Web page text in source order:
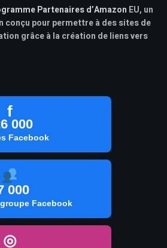
Partenaires d’Amazon EU, un
conçu pour permettre à des sites de
grâce à la création de liens vers
f
000
Facebook
000
Facebook
◎